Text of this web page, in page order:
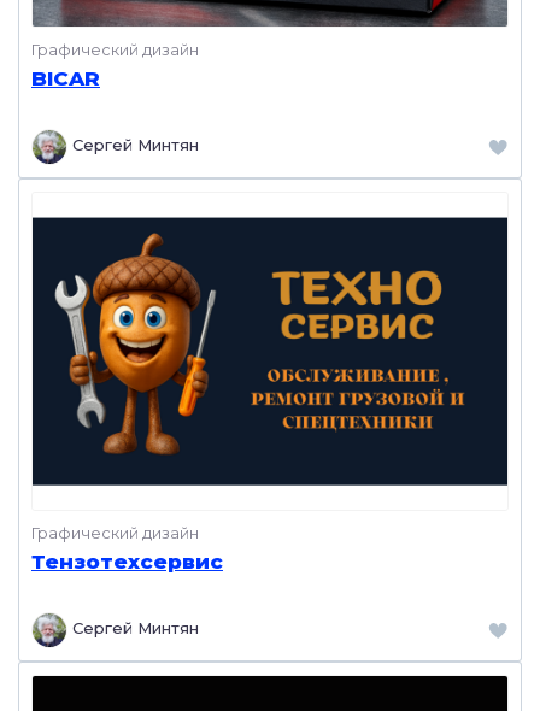
Графический дизайн
BICAR
Сергей Минтян
Графический дизайн
Тензотехсервис
Сергей Минтян